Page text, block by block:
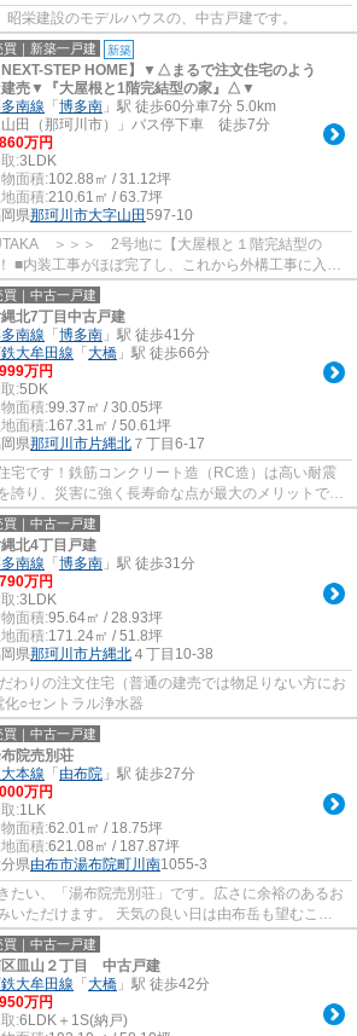
栄建設のモデルハウスの、中古戸建です。
買｜新築一戸建 新築
NEXT-STEP HOME】▼△まるで注文住宅のよう
売▼『大屋根と1階完結型の家』△▼
南線 「 博多南 」駅 徒歩60分車7分 5.0km
山田（那珂川市）」バス停下車 徒歩7分
万円
:3LDK
面積:102.88㎡ / 31.12坪
面積:210.61㎡ / 63.7坪
県那珂川市大字山田597-10
＞＞＞ 2号地に【大屋根と１階完結型の
配置した将来にわたって...
買｜中古一戸建
北7丁目中古戸建
南線 「 博多南 」駅 徒歩41分
大牟田線 「 大橋 」駅 徒歩66分
万円
:5DK
面積:99.37㎡ / 30.05坪
面積:167.31㎡ / 50.61坪
県那珂川市片縄北 ７丁目6-17
宅です！鉄筋コンクリート造（RC造）は高い耐震
誇り、災害に強く長寿命な点が最大のメリットで
く、遮音性・断熱性に優...
買｜中古一戸建
北4丁目戸建
南線 「 博多南 」駅 徒歩31分
万円
:3LDK
面積:95.64㎡ / 28.93坪
面積:171.24㎡ / 51.8坪
県那珂川市片縄北 ４丁目10-38
わりの注文住宅（普通の建売では物足りない方にお
○セントラル浄水器
買｜中古一戸建
院売別荘
本線 「 由布院 」駅 徒歩27分
万円
:1LK
面積:62.01㎡ / 18.75坪
面積:621.08㎡ / 187.87坪
県由布市湯布院町川南1055-3
たい、「湯布院売別荘」です。広さに余裕のあるお
いただけます。 天気の良い日は由布岳も望むこと
備しています。
買｜中古一戸建
皿山２丁目 中古戸建
大牟田線 「 大橋 」駅 徒歩42分
万円
:6LDK＋1S(納戸)